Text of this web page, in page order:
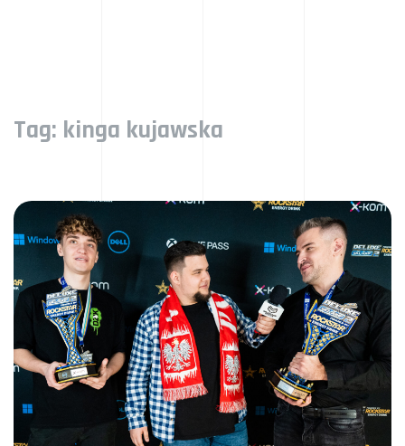
Tag: kinga kujawska